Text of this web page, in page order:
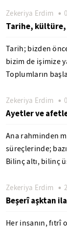
Zekeriya Erdim
Tarihe,
Tarih; bizden
bizim de işimize
Toplumların
Zekeriya Erdim
Ayetler ve
Ana rahminden
süreçlerinde;
Bilinç altı, bilinç
Zekeriya Erdim
Beşerî aşktan
Her insanın, fıtrî